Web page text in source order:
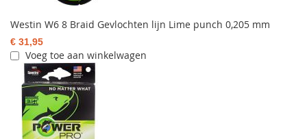
Westin W6 8 Braid Gevlochten lijn Lime punch 0,205 mm
€ 31,95
Voeg toe aan winkelwagen